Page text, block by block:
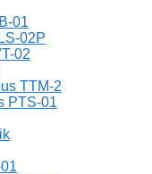
01
02P
02
TTM-2
PTS-01